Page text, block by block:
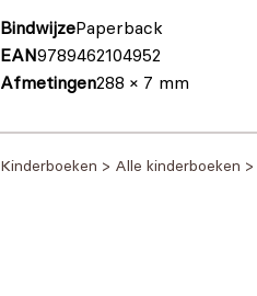
BindwijzePaperback
EAN9789462104952
Afmetingen288 × 7 mm
Kinderboeken > Alle kinderboeken >